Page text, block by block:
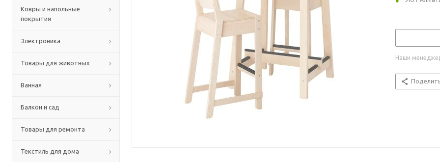
Ковры и напольные
покрытия
Электроника
Товары для животных
Ванная
Балкон и сад
Товары для ремонта
Текстиль для дома
Наши